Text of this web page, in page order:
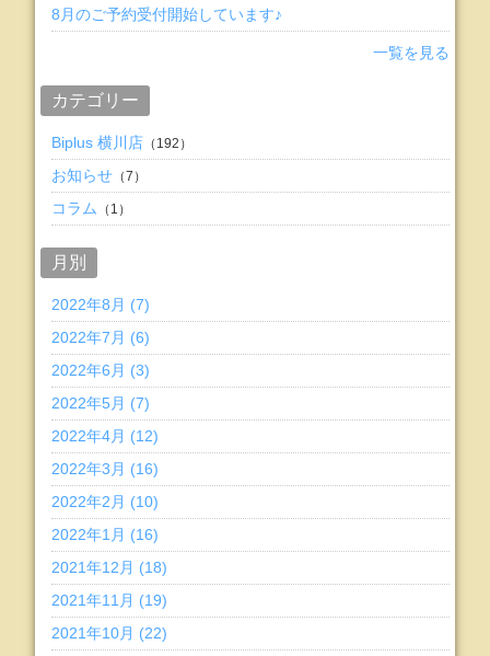
8月のご予約受付開始しています♪
一覧を見る
カテゴリー
Biplus 横川店 （192）
お知らせ （7）
コラム （1）
月別
2022年8月 (7)
2022年7月 (6)
2022年6月 (3)
2022年5月 (7)
2022年4月 (12)
2022年3月 (16)
2022年2月 (10)
2022年1月 (16)
2021年12月 (18)
2021年11月 (19)
2021年10月 (22)